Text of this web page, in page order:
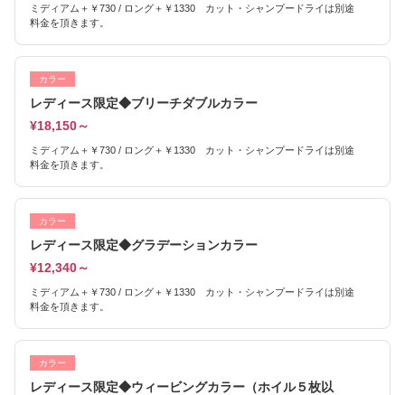
ミディアム＋￥730 / ロング＋￥1330 カット・シャンプードライは別途
料金を頂きます。
カラー
レディース限定◆ブリーチダブルカラー
¥18,150～
ミディアム＋￥730 / ロング＋￥1330 カット・シャンプードライは別途
料金を頂きます。
カラー
レディース限定◆グラデーションカラー
¥12,340～
ミディアム＋￥730 / ロング＋￥1330 カット・シャンプードライは別途
料金を頂きます。
カラー
レディース限定◆ウィービングカラー（ホイル５枚以